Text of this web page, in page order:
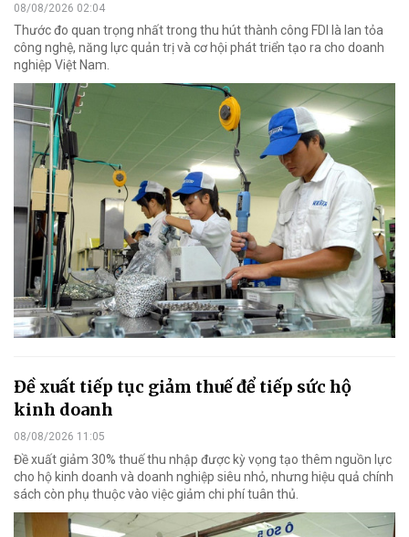
08/08/2026 02:04
Thước đo quan trọng nhất trong thu hút thành công FDI là lan tỏa
công nghệ, năng lực quản trị và cơ hội phát triển tạo ra cho doanh
nghiệp Việt Nam.
Đề xuất tiếp tục giảm thuế để tiếp sức hộ
kinh doanh
08/08/2026 11:05
Đề xuất giảm 30% thuế thu nhập được kỳ vọng tạo thêm nguồn lực
cho hộ kinh doanh và doanh nghiệp siêu nhỏ, nhưng hiệu quả chính
sách còn phụ thuộc vào việc giảm chi phí tuân thủ.